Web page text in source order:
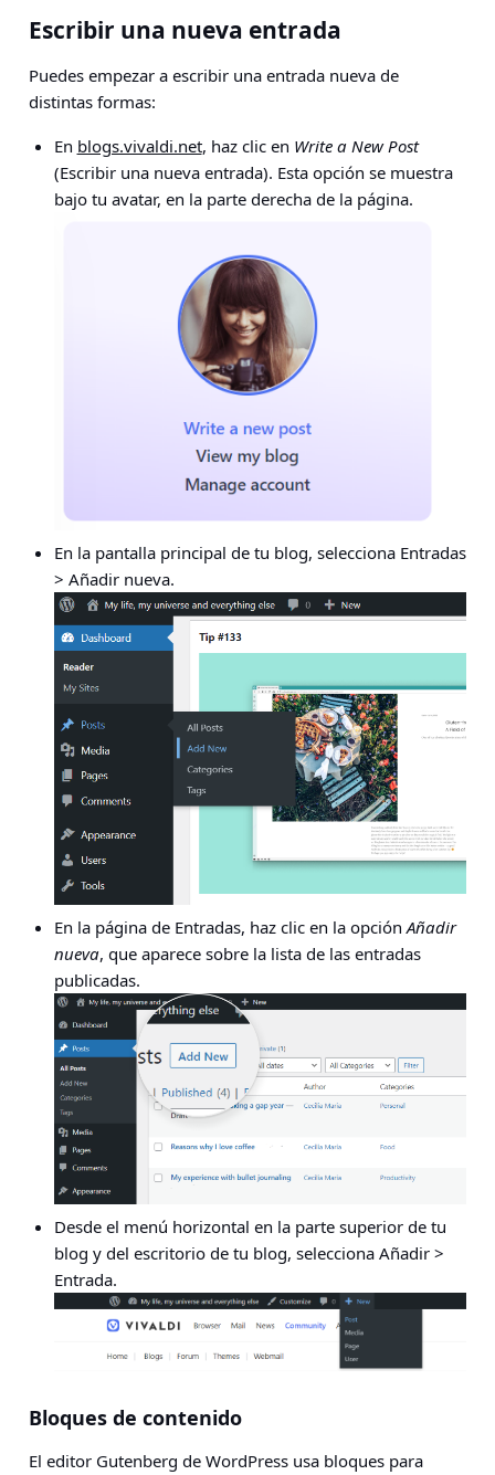
Escribir una nueva entrada
Puedes empezar a escribir una entrada nueva de
distintas formas:
En blogs.vivaldi.net, haz clic en Write a New Post
(Escribir una nueva entrada). Esta opción se muestra
bajo tu avatar, en la parte derecha de la página.
En la pantalla principal de tu blog, selecciona Entradas
> Añadir nueva.
En la página de Entradas, haz clic en la opciónAñadir
nueva, que aparece sobre la lista de las entradas
publicadas.
Desde el menú horizontal en la parte superior de tu
blog y del escritorio de tu blog, selecciona Añadir >
Entrada.
Bloques de contenido
El editor Gutenberg de WordPress usa bloques para